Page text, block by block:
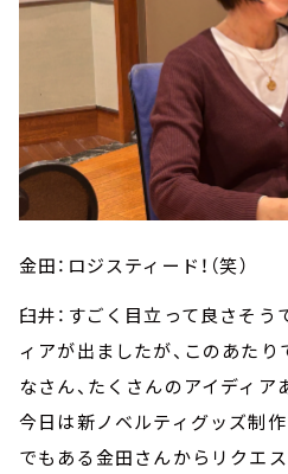
金田：ロジスティード！（笑）
臼井：すごく目立って良さそう
ィアが出ましたが、このあた
なさん、たくさんのアイディア
今日は新ノベルティグッズ制
でもある金田さんからリクエス